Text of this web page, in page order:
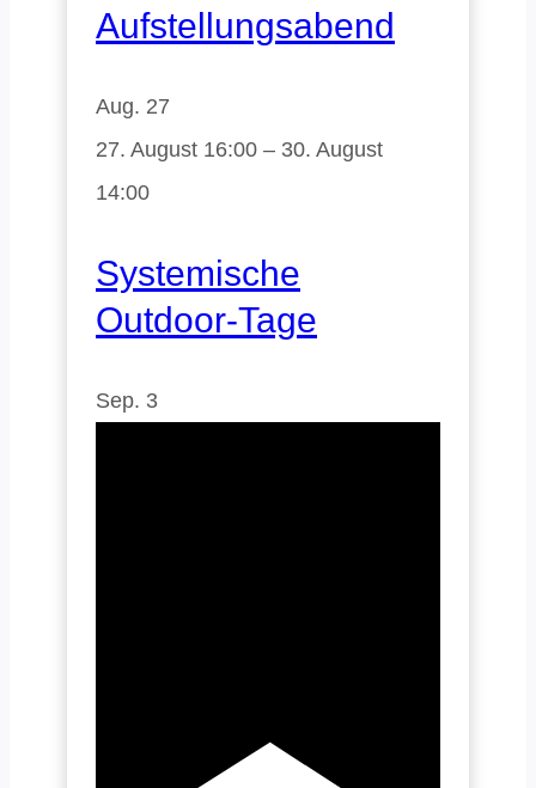
Aufstellungsabend
Aug. 27
27. August 16:00 – 30. August
14:00
Systemische
Outdoor-Tage
Sep. 3